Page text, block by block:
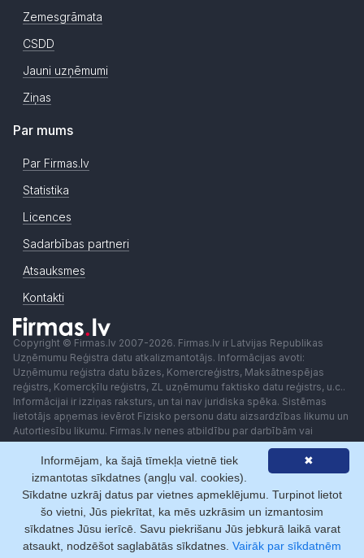
Zemesgrāmata
CSDD
Jauni uzņēmumi
Ziņas
Par mums
Par Firmas.lv
Statistika
Licences
Sadarbības partneri
Atsauksmes
Kontakti
Copyright © Firmas.lv 2007-2026. Firmas.lv ir Latvijas Republikas
Uzņēmumu Reģistra datu atkalizmantotājs. Informācijas avoti:
Uzņēmumu reģistra datu bāzes, Komercreģistrs, Maksātnespējas
reģistrs, Komercķīlu reģistrs, ZL uzņēmumu faktisko datu reģistrs, u.c..
Informācijai ir izziņas raksturs, un tai nav juridiska spēka. Sistēmas
lietotājs apņemas ievērot Fizisko personu datu aizsardzības likumu un
Autortiesību likumu. Firmas.lv nenes atbildību par darbībām vai
lēmumiem, kas balstīti uz saņemto pakalpojumu. Lietotājam aizliegts
izmantot jebkādas automatizētas sistēmas vai iekārtas (robotus)
piekļuvei sistēmai bez rakstiskas saskaņošanas ar Firmas.lv. Galvenā
redaktore: Ingūna Pempere.
Lietošanas noteikumi
Privātuma politika Norēķini ar
✖
Informējam, ka šajā tīmekļa vietnē tiek
izmantotas sīkdatnes (angļu val. cookies).
Sīkdatne uzkrāj datus par vietnes apmeklējumu. Turpinot lietot
šo vietni, Jūs piekrītat, ka mēs uzkrāsim un izmantosim
sīkdatnes Jūsu ierīcē. Savu piekrišanu Jūs jebkurā laikā varat
atsaukt, nodzēšot saglabātās sīkdatnes. Vairāk par sīkdatnēm